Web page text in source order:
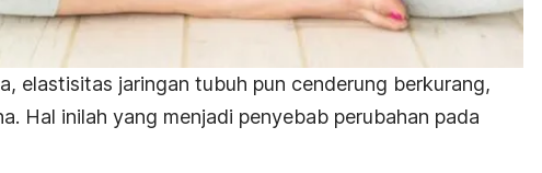
elastisitas jaringan tubuh pun cenderung berkurang,
Hal inilah yang menjadi penyebab perubahan pada